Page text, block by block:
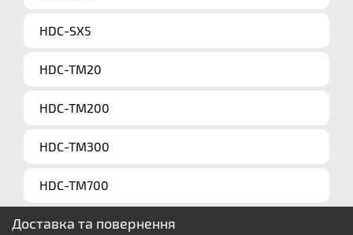
HDC-SX5
HDC-TM20
HDC-TM200
HDC-TM300
HDC-TM700
Доставка та повернення